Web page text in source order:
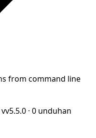
from command line
vv5.5.0 · 0 unduhan